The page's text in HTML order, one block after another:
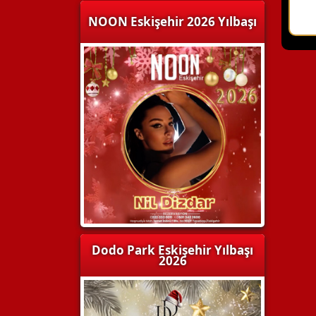
NOON Eskişehir 2026 Yılbaşı
Dodo Park Eskişehir Yılbaşı
2026